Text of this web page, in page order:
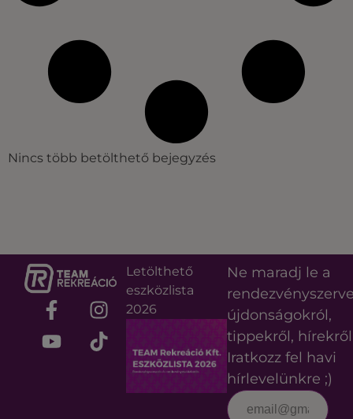
Nincs több betölthető bejegyzés
Letölthető
eszközlista
2026
Ne maradj le a
újdonságokról,
tippekről,
Iratkozz fel havi
hírlevelünkre ;)